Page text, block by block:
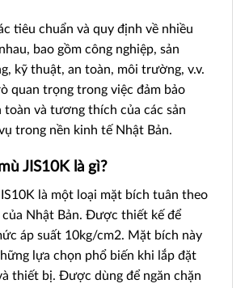
tiêu chuẩn và quy định về nhiều
bao gồm công nghiệp, sản
kỹ thuật, an toàn, môi trường, v.v.
quan trọng trong việc đảm bảo
toàn và tương thích của các sản
trong nền kinh tế Nhật Bản.
JIS10K là gì?
là một loại mặt bích tuân theo
của Nhật Bản. Được thiết kế để
áp suất 10kg/cm2. Mặt bích này
lựa chọn phổ biến khi lắp đặt
thiết bị. Được dùng để ngăn chặn